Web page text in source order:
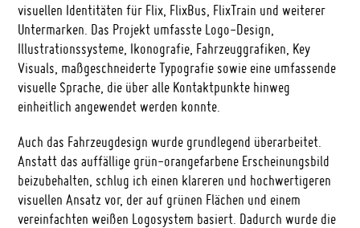
visuellen Identitäten für Flix, FlixBus, FlixTrain und weiterer
Untermarken. Das Projekt umfasste Logo-Design,
Illustrationssysteme, Ikonografie, Fahrzeuggrafiken, Key
Visuals, maßgeschneiderte Typografie sowie eine umfassende
visuelle Sprache, die über alle Kontaktpunkte hinweg
einheitlich angewendet werden konnte.
Auch das Fahrzeugdesign wurde grundlegend überarbeitet.
Anstatt das auffällige grün-orangefarbene Erscheinungsbild
beizubehalten, schlug ich einen klareren und hochwertigeren
visuellen Ansatz vor, der auf grünen Flächen und einem
vereinfachten weißen Logosystem basiert. Dadurch wurde die